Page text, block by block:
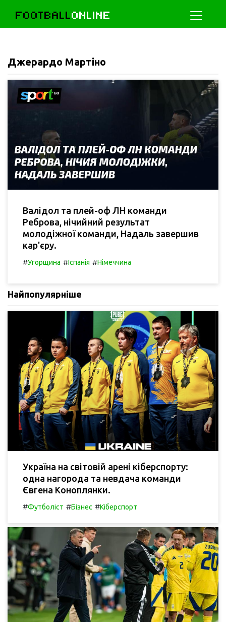
FOOTBALLONLINE
Джерардо Мартіно
Валідол та плей-оф ЛН команди
Реброва, нічийний результат
молодіжної команди, Надаль завершив
кар'єру.
#Угорщина #Іспанія #Німеччина
Найпопулярніше
Україна на світовій арені кіберспорту:
одна нагорода та невдача команди
Євгена Коноплянки.
#Футболіст #Бізнес #Кіберспорт